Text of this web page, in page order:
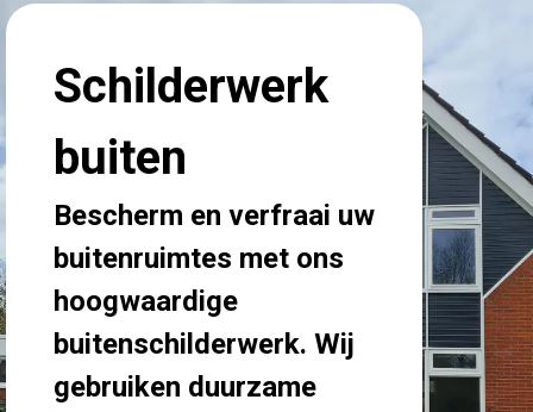
Schilderwerk
buiten
Bescherm en verfraai uw
buitenruimtes met ons
hoogwaardige
buitenschilderwerk. Wij
gebruiken duurzame